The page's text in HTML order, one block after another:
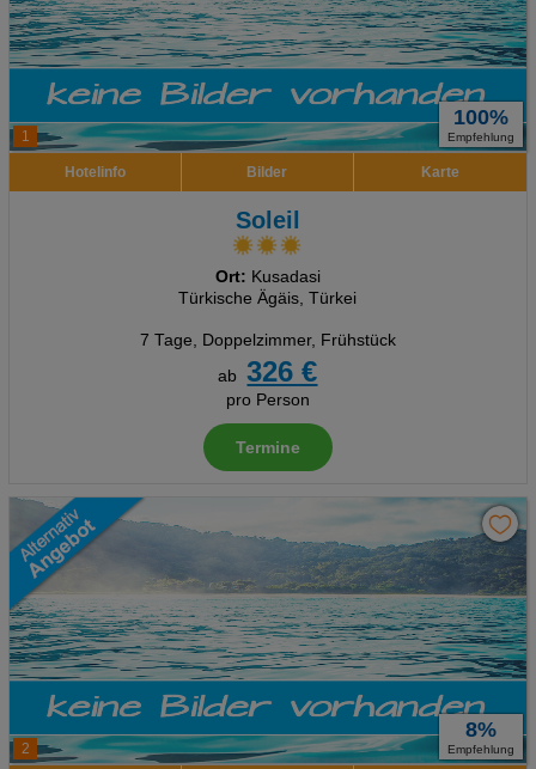
1
100%
Empfehlung
Hotelinfo Bilder Karte
Soleil
Ort: Kusadasi
Türkische Ägäis, Türkei
7 Tage, Doppelzimmer, Frühstück
ab
326 €
pro Person
Termine
2
8%
Empfehlung